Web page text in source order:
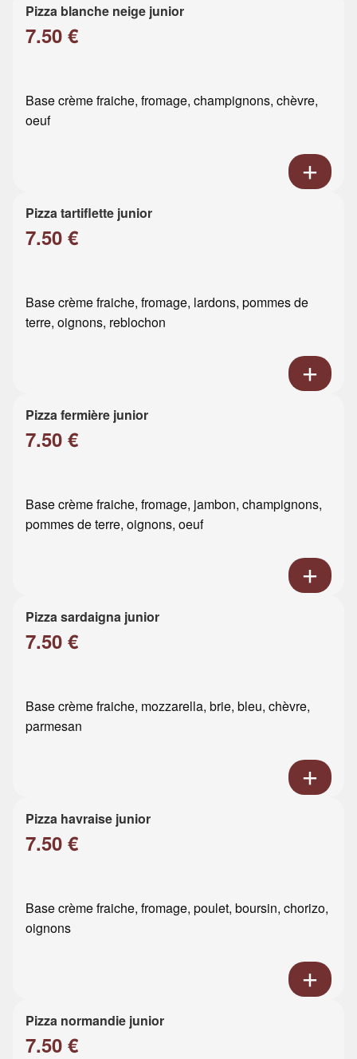
Pizza blanche neige junior
7.50 €
Base crème fraiche, fromage, champignons, chèvre,
oeuf
Pizza tartiflette junior
7.50 €
Base crème fraiche, fromage, lardons, pommes de
terre, oignons, reblochon
Pizza fermière junior
7.50 €
Base crème fraiche, fromage, jambon, champignons,
pommes de terre, oignons, oeuf
Pizza sardaigna junior
7.50 €
Base crème fraiche, mozzarella, brie, bleu, chèvre,
parmesan
Pizza havraise junior
7.50 €
Base crème fraiche, fromage, poulet, boursin, chorizo,
oignons
Pizza normandie junior
7.50 €